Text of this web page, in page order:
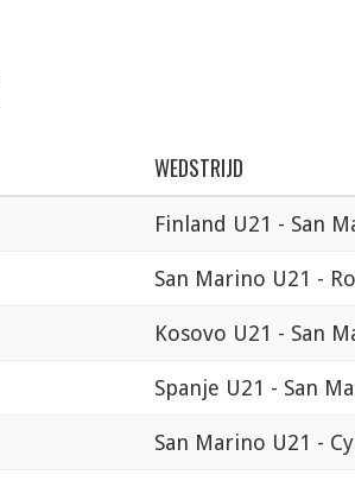
WEDSTRIJD
Finland U21 - San
San Marino U21 -
Kosovo U21 - San
Spanje U21 - San
San Marino U21 -